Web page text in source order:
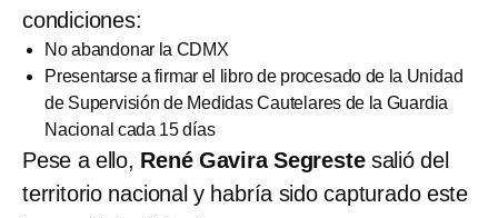
condiciones:
No abandonar la CDMX
Presentarse a firmar el libro de procesado de la Unidad
de Supervisión de Medidas Cautelares de la Guardia
Nacional cada 15 días
Pese a ello, René Gavira Segrestesalió del
territorio nacional y habría sido capturado este